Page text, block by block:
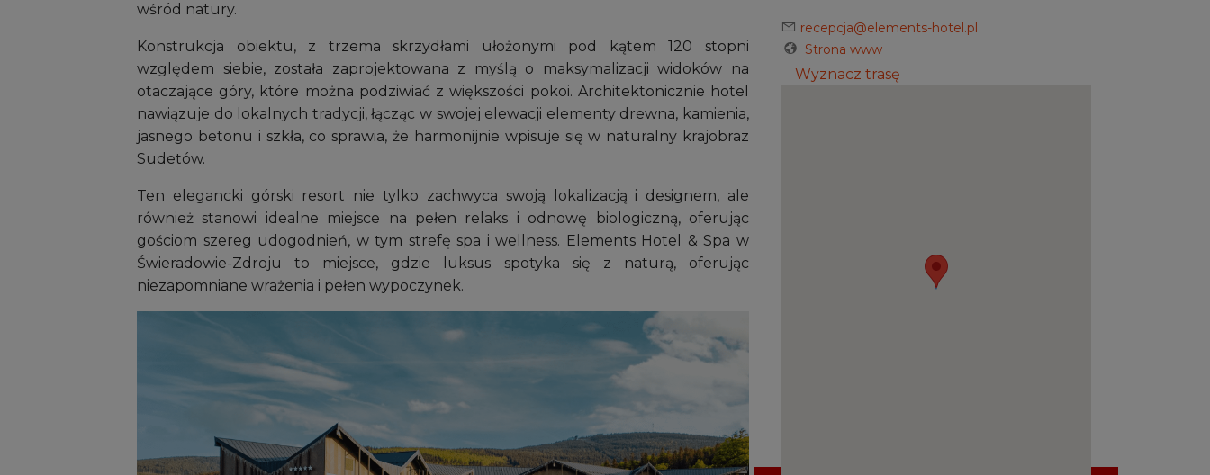
wśród natury.
Konstrukcja obiektu, z trzema skrzydłami ułożonymi pod kątem 120 stopni
względem siebie, została zaprojektowana z myślą o maksymalizacji widoków na
otaczające góry, które można podziwiać z większości pokoi. Architektonicznie hotel
nawiązuje do lokalnych tradycji, łącząc w swojej elewacji elementy drewna, kamienia,
jasnego betonu i szkła, co sprawia, że harmonijnie wpisuje się w naturalny krajobraz
Sudetów.
Ten elegancki górski resort nie tylko zachwyca swoją lokalizacją i designem, ale
również stanowi idealne miejsce na pełen relaks i odnowę biologiczną, oferując
gościom szereg udogodnień, w tym strefę spa i wellness. Elements Hotel & Spa w
Świeradowie-Zdroju to miejsce, gdzie luksus spotyka się z naturą, oferując
niezapomniane wrażenia i pełen wypoczynek.
recepcja@elements-hotel.pl
Strona www
Wyznacz trasę